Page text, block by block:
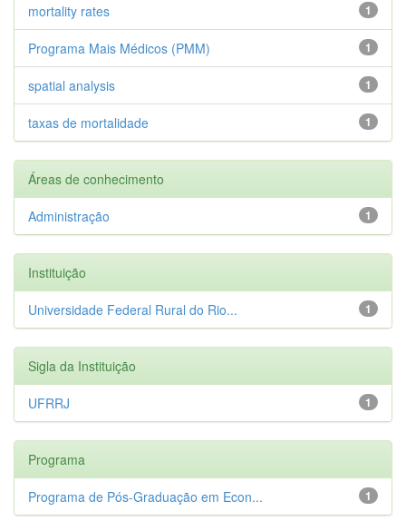
1
mortality rates
1
Programa Mais Médicos (PMM)
1
spatial analysis
1
taxas de mortalidade
Áreas de conhecimento
1
Administração
Instituição
1
Universidade Federal Rural do Rio...
Sigla da Instituição
1
UFRRJ
Programa
1
Programa de Pós-Graduação em Econ...